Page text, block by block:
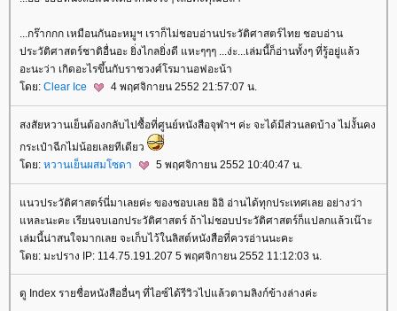
...กร๊ากกก เหมือนกันอะหมูฯ เราก็ไม่ชอบอ่านประวัติศาสตร์ไทย ชอบอ่าน
ประวัติศาสตร์ชาติอื่นอะ ยิ่งไกลยิ่งดี แหะๆๆๆ ...ง่ะ...เล่มนี้ก็อ่านทั้งๆ ที่รู้อยู่แล้ว
อะนะว่า เกิดอะไรขึ้นกับราชวงศ์โรมานอฟอะน้า
ดย: Clear Ice 4 พฤศจิกายน 2552 21:57:07 น.
สงสัยหวานเย็นต้องกลับไปซื้อที่ศูนย์หนังสือจุฬาฯ ค่ะ จะได้มีส่วนลดบ้าง ไม่งั้นคง
กระเป๋าฉีกไม่น้อยเลยทีเดียว
ดย: หวานเย็นผสมโซดา 5 พฤศจิกายน 2552 10:40:47 น.
นวประวัติศาสตร์นี่มาเลยค่ะ ของชอบเลย อิอิ อ่านได้ทุกประเทศเลย อย่างว่า
หละนะคะ เรียนจบเอกประวัติศาสตร์ ถ้าไม่ชอบประวัติศาสตร์ก็แปลกแล้วเน๊าะ
เล่มนี้น่าสนใจมากเลย จะเก็บไว้ในลิสต์หนังสือที่ควรอ่านนะคะ
ดย: มะปราง IP: 114.75.191.207 5 พฤศจิกายน 2552 11:12:03 น.
ดู Index รายชื่อหนังสืออื่นๆ ที่ไอซ์ได้รีวิวไปแล้วตามลิงก์ข้างล่างค่ะ